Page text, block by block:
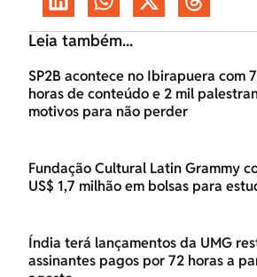
Leia também...
SP2B acontece no Ibirapuera com
horas de conteúdo e 2 mil
motivos para não perder
Fundação Cultural Latin Grammy
US$ 1,7 milhão em bolsas para
Índia terá lançamentos da UMG
assinantes pagos por 72 horas a